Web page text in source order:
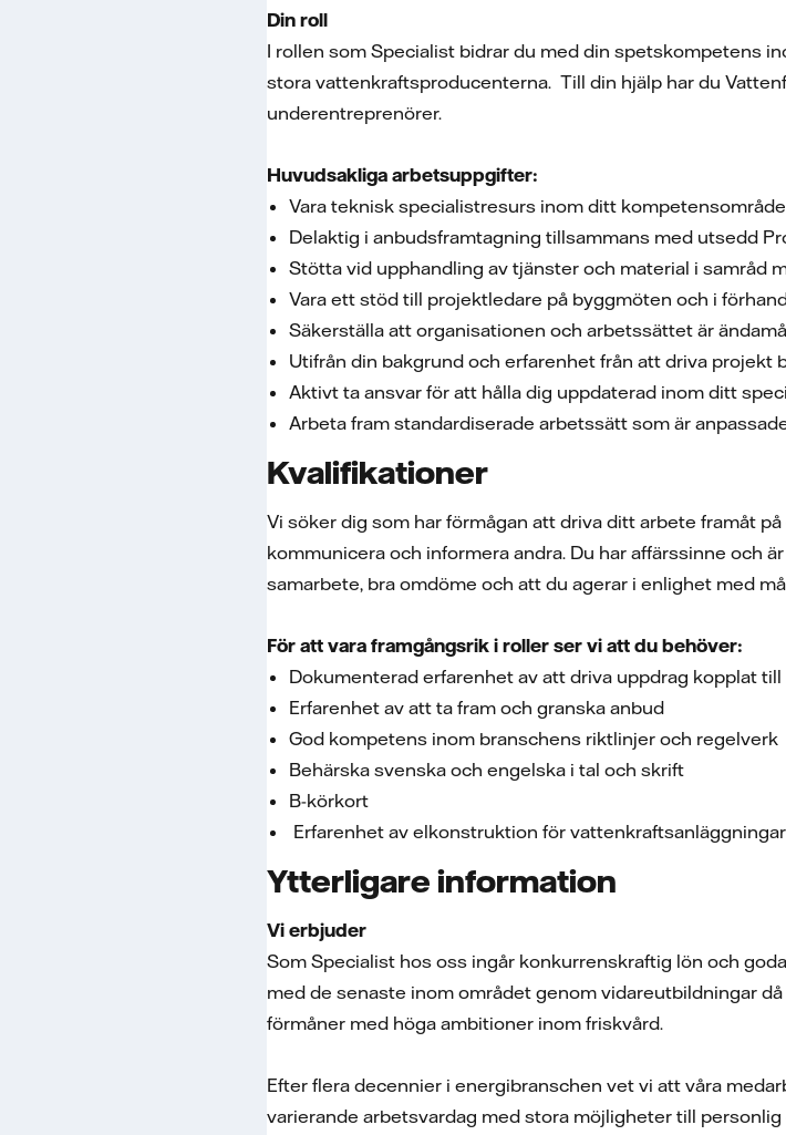
Din roll
I rollen som Specialist bidrar du med din spetskompetens
stora vattenkraftsproducenterna. Till din hjälp har du
underentreprenörer.
Huvudsakliga arbetsuppgifter:
Vara teknisk specialistresurs inom ditt
Delaktig i anbudsframtagning tillsammans med utsedd
Stötta vid upphandling av tjänster och material i samråd
Vara ett stöd till projektledare på byggmöten och i
Säkerställa att organisationen och arbetssättet är
Utifrån din bakgrund och erfarenhet från att driva
Aktivt ta ansvar för att hålla dig uppdaterad inom ditt
Arbeta fram standardiserade arbetssätt som är
Kvalifikationer
Vi söker dig som har förmågan att driva ditt arbete framåt
kommunicera och informera andra. Du har affärssinne och
samarbete, bra omdöme och att du agerar i enlighet med
För att vara framgångsrik i roller ser vi att du behöver:
Dokumenterad erfarenhet av att driva uppdrag kopplat
Erfarenhet av att ta fram och granska anbud
God kompetens inom branschens riktlinjer och regelverk
Behärska svenska och engelska i tal och skrift
B-körkort
Erfarenhet av elkonstruktion för vattenkraftsanläggningar
Ytterligare information
Vi erbjuder
Som Specialist hos oss ingår konkurrenskraftig lön och
med de senaste inom området genom vidareutbildningar
förmåner med höga ambitioner inom friskvård.
Efter flera decennier i energibranschen vet vi att våra
varierande arbetsvardag med stora möjligheter till